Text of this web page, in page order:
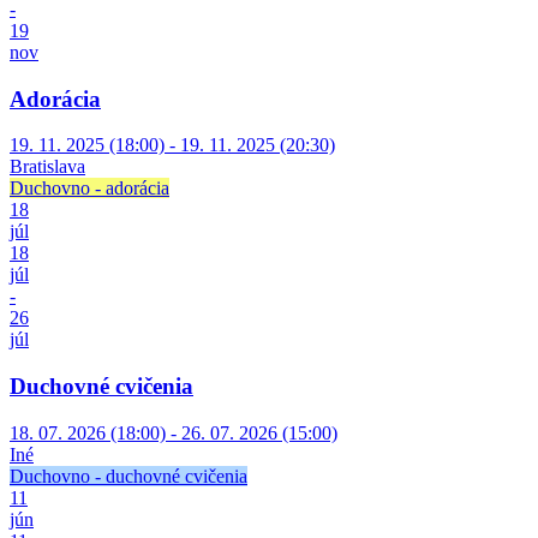
-
19
nov
Adorácia
19. 11. 2025 (18:00) - 19. 11. 2025 (20:30)
Bratislava
Duchovno - adorácia
18
júl
18
júl
-
26
júl
Duchovné cvičenia
18. 07. 2026 (18:00) - 26. 07. 2026 (15:00)
Iné
Duchovno - duchovné cvičenia
11
jún